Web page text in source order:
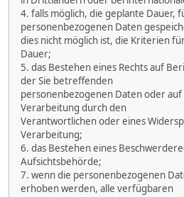
4. falls möglich, die geplante Dauer,
personenbezogenen Daten
dies nicht möglich ist, die Kriterien
Dauer;
5. das Bestehen eines Rechts auf
der Sie betreffenden
personenbezogenen Daten oder
Verarbeitung durch den
Verantwortlichen oder eines
Verarbeitung;
6. das Bestehen eines
Aufsichtsbehörde;
7. wenn die personenbezogenen
erhoben werden, alle verfügbaren